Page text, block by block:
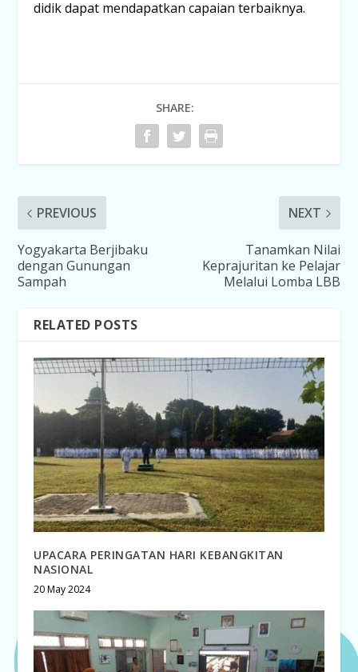
didik dapat mendapatkan capaian terbaiknya.
SHARE:
PREVIOUS
Yogyakarta Berjibaku
dengan Gunungan
Sampah
NEXT
Tanamkan Nilai
Keprajuritan ke Pelajar
Melalui Lomba LBB
RELATED POSTS
UPACARA PERINGATAN HARI KEBANGKITAN
NASIONAL
20 May 2024